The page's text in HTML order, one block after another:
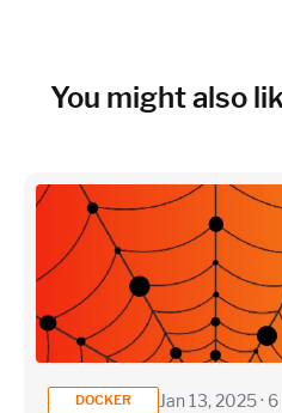
Cloud Services to monitor (in
~25 metrics per service /
monitoring)
Application / Custom metric
You might also
DOCKER Jan 13, 2025 ·